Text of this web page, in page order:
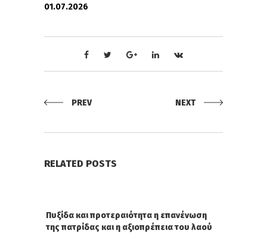
01.07.2026
PREV NEXT
RELATED POSTS
Πυξίδα και προτεραιότητα η επανένωση
της πατρίδας και η αξιοπρέπεια του λαού